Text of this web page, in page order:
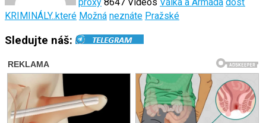
KRIMINÁLY..které Možná neznáte Pražské
Sledujte náš: